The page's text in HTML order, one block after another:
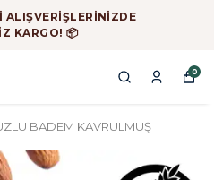
KARGO! 📦
0
BADEM KAVRULMUŞ